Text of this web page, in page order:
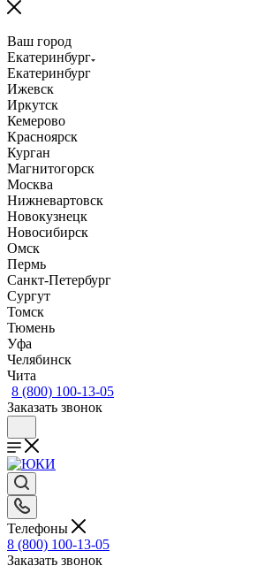
Ваш город
Екатеринбург
Екатеринбург
Ижевск
Иркутск
Кемерово
Красноярск
Курган
Магнитогорск
Москва
Нижневартовск
Новокузнецк
Новосибирск
Омск
Пермь
Санкт-Петербург
Сургут
Томск
Тюмень
Уфа
Челябинск
Чита
8 (800) 100-13-05
Заказать звонок
Телефоны
8 (800) 100-13-05
Заказать звонок